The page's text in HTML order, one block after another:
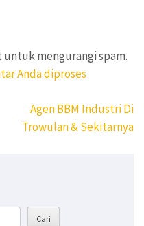
mengurangi spam.
Anda diproses
Agen BBM Industri Di
Trowulan & Sekitarnya
Cari